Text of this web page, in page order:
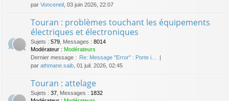
par Vonceneil , 03 juin 2026, 22:07
Touran : problèmes touchant les équipements
électriques et électroniques
Sujets : 579 Messages : 8014
Modérateur : Modérateurs
Dernier message : Re: Message "Error" : Porte i…
par athmane.saib , 01 juil. 2026, 02:45
Touran : attelage
Sujets : 37 Messages : 1832